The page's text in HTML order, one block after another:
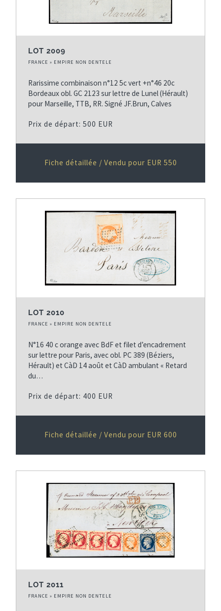
LOT 2009
FRANCE » EMPIRE NON DENTELE
Rarissime combinaison n°12 5c vert +n°46 20c
Bordeaux obl. GC 2123 sur lettre de Lunel (Hérault)
pour Marseille, TTB, RR. Signé JF.Brun, Calves
Prix de départ: 500 EUR
Fiche détaillée / Vendu pour EUR 550
LOT 2010
FRANCE » EMPIRE NON DENTELE
N°16 40 c orange avec BdF et filet d’encadrement
sur lettre pour Paris, avec obl. PC 389 (Béziers,
Hérault) et CàD 14 août et CàD ambulant « Retard
du…
Prix de départ: 400 EUR
Fiche détaillée / Vendu pour EUR 600
LOT 2011
FRANCE » EMPIRE NON DENTELE